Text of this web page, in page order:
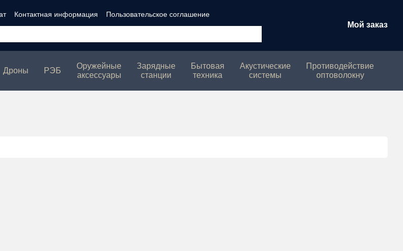
Контактная информация
Пользовательское соглашение
Мой заказ
Дроны РЭБ
Оружейные
аксессуары
Зарядные
станции
Бытовая
техника
Акустические
системы
Противодействие
оптоволокну